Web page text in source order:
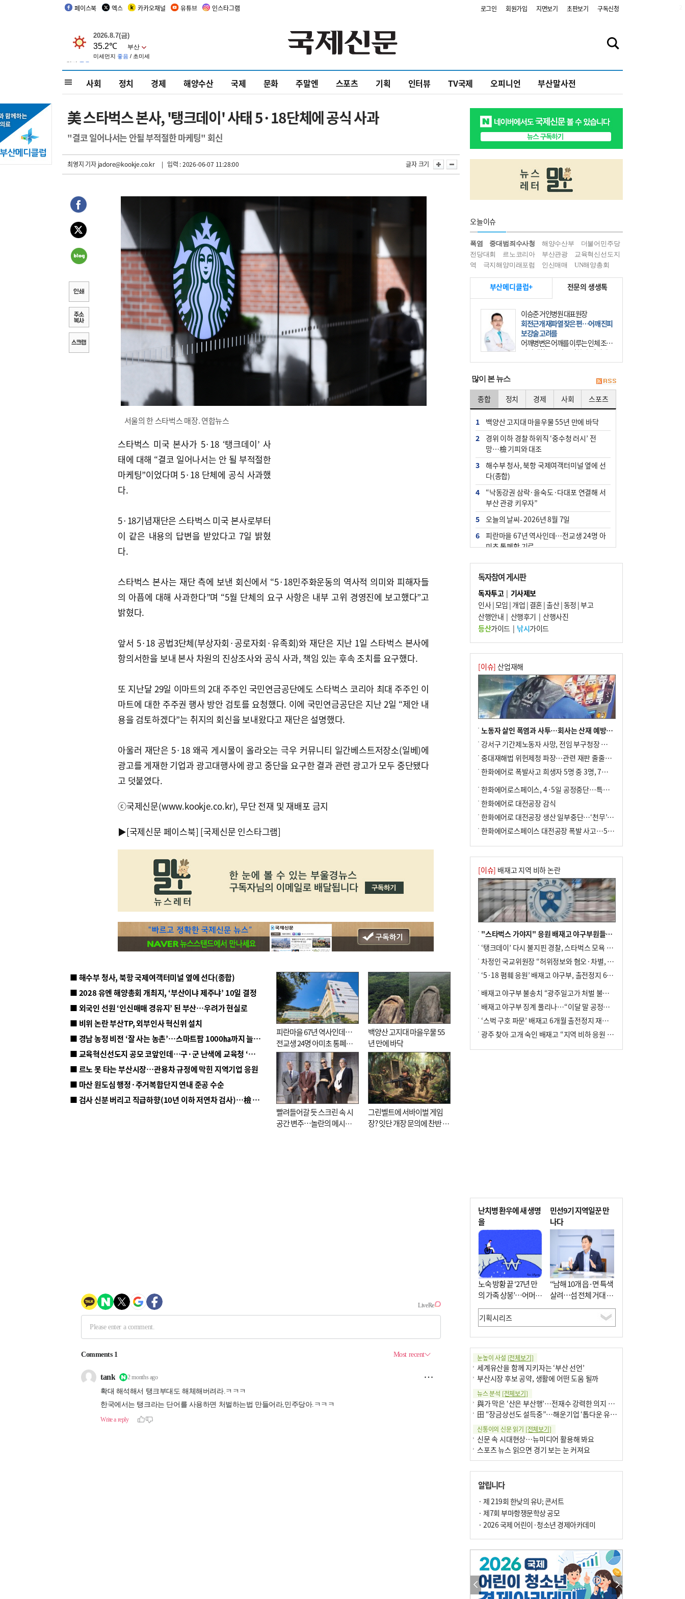
페이스북 엑스 카카오채널 유튜브 인스타그램 로그인 회원가입 지면보기 초판보기 구독신청
사회 정치 경제 해양수산 국제 문화 주말엔 스포츠 기획 인터뷰 TV국제 오피니언 부산말사전
美 스타벅스 본사, '탱크데이' 사태 5·18단체에 공식 사과
"결코 일어나서는 안될 부적절한 마케팅" 회신
최영지 기자jadore@kookje.co.kr | 입력 : 2026-06-07 11:28:00 글자 크기
서울의 한 스타벅스 매장. 연합뉴스
스타벅스 미국 본사가 5·18 ‘탱크데이’ 사
태에 대해 “결코 일어나서는 안 될 부적절한
마케팅”이었다며 5·18 단체에 공식 사과했
다.
5·18기념재단은 스타벅스 미국 본사로부터
이 같은 내용의 답변을 받았다고 7일 밝혔
다.
스타벅스 본사는 재단 측에 보낸 회신에서 “5·18민주화운동의 역사적 의미와 피해자들
의 아픔에 대해 사과한다”며 “5월 단체의 요구 사항은 내부 고위 경영진에 보고했다”고
밝혔다.
앞서 5·18 공법3단체(부상자회·공로자회·유족회)와 재단은 지난 1일 스타벅스 본사에
항의서한을 보내 본사 차원의 진상조사와 공식 사과, 책임 있는 후속 조치를 요구했다.
또 지난달 29일 이마트의 2대 주주인 국민연금공단에도 스타벅스 코리아 최대 주주인 이
마트에 대한 주주권 행사 방안 검토를 요청했다. 이에 국민연금공단은 지난 2일 “제안 내
용을 검토하겠다”는 취지의 회신을 보내왔다고 재단은 설명했다.
아울러 재단은 5·18 왜곡 게시물이 올라오는 극우 커뮤니티 일간베스트저장소(일베)에
광고를 게재한 기업과 광고대행사에 광고 중단을 요구한 결과 관련 광고가 모두 중단됐다
고 덧붙였다.
ⓒ국제신문(www.kookje.co.kr), 무단 전재 및 재배포 금지
▶[국제신문 페이스북] [국제신문 인스타그램]
■ 해수부 청사, 북항 국제여객터미널 옆에 선다(종합)
■ 2028 유엔 해양총회 개최지, ‘부산이냐 제주냐’ 10일 결정
■ 외국인 선원 ‘인신매매 경유지’ 된 부산…우려가 현실로
■ 비위 논란 부산TP, 외부인사 혁신위 설치
■ 경남 농정 비전 ‘잘 사는 농촌’…스마트팜 1000㏊까지 늘린다
■ 교육혁신선도지 공모 코앞인데…구·군 난색에 교육청 ‘쩔쩔’
■ 르노 못 타는 부산시장…관용차 규정에 막힌 지역기업 응원
■ 마산 원도심 행정·주거복합단지 연내 준공 수순
■ 검사 신분 버리고 직급하향(10년 이하 저연차 검사)…檢 중수청행 기피
피란마을 67년 역사인데…
전교생 24명 아미초 통폐합
기로
백양산 고지대 마을우물 55
년 만에 바닥
빨려들어갈 듯 스크린 속 시
공간 변주…놀란의 메시지
그린벨트에 서바이벌 게임
장? 잇단 개장 문의에 찬반 논
오늘이슈
폭염 중대범죄수사청 해양수산부
더불어민주당
전당대회
르노코리아 부산관광
교육혁신선도지
역
극지해양미래포럼 인신매매 UN해양총회
부산메디클럽+ 전문의 생생톡
이승준 거인병원 대표원장
회전근개 재파열 잦은 편…어깨 진피
보강술 고려를
어깨병변은 어깨를 이루는 인체 조직
에 발생하는 손상을 말한다. 여기에
는 오십견과 회전근개 증후군, 어깨
많이 본 뉴스
종합 정치 경제 사회 스포츠
1
백양산 고지대 마을우물 55년 만에 바닥
2
경위 이하 경찰 하위직 ‘중수청 러시’ 전
망…檢 기피와 대조
3
해수부 청사, 북항 국제여객터미널 옆에 선
다(종합)
4
“낙동강권 삼락·을숙도·다대포 연결해 서
부산 관광 키우자”
5
오늘의 날씨- 2026년 8월 7일
6
피란마을 67년 역사인데…전교생 24명 아
미초 통폐합 기로
7
[사설] 해수부 신청사 북항으로 확정, 해양
수도 도약의 전환점
8
부울경 주말부터 비소식…‘극한 폭염’ 한풀
꺾일 듯
9
외국인 선원 ‘인신매매 경유지’ 된 부산…
우려가 현실로
10 르노 못 타는 부산시장…관용차 규정에 막
힌 지역기업 응원
독자참여 게시판
독자투고| 기사제보
인사|모임 | 개업 | 결혼|출산|동정 |부고
산행안내 | 산행후기 | 산행사진
등산가이드| 낚시가이드
[이슈] 산업재해
노동자 살인 폭염과 사투…회사는 산재 예방·전기료 절감 전력
강서구 기간제노동자 사망, 전임 부구청장 檢 송치
중대재해법 위헌제청 파장…관련 재판 줄줄이 브레이크
한화에어로 폭발사고 희생자 5명 중 3명, 7일 영면
한화에어로스페이스, 4·5일 공정중단…특별 안전점검
한화에어로 대전공장 감식
한화에어로 대전공장 생산 일부중단…‘천무’ 수출 비상
한화에어로스페이스 대전공장 폭발 사고…5명 사망·2명 부상(종합)
[이슈] 배재고 지역 비하 논란
"스타벅스 가야지" 응원 배재고 야구부원들, 학교서 징계 처분
‘탱크데이’ 다시 불지핀 경찰, 스타벅스 모욕 혐의 압수수색
차정인 국교위원장 “허위정보와 혐오·차별, 학교 교실까지 유입"
‘5·18 폄훼 응원’ 배재고 야구부, 출전정지 6개월→1개월 감경
배재고 야구부 불송치 “광주일고가 처벌 불원 의사 표해”
배재고 야구부 징계 풀리나…“이달 말 공정위서 재심의”
‘스벅 구호 파문’ 배재고 6개월 출전정지 재심 신청키로
광주 찾아 고개 숙인 배재고 “지역 비하 응원 잘못”(종합)
난치병 환우에 새 생명
을
노숙 방황 끝 ‘27년 만
의 가족 상봉’…어머니
와 행복 꿈꿔
민선9기 지역일꾼 만
나다
“남해 10개 읍·면 특색
살려…섬 전체 거대 정
원으로 조성”
눈높이 사설 [전체보기]
세계유산을 함께 지키자는 ‘부산 선언’
부산시장 후보 공약, 생활에 어떤 도움 될까
뉴스 분석 [전체보기]
與가 막은 ‘산은 부산행’…전재수 강력한 의지 표명 없인 공염불
田 “장금상선도 설득중”…해운기업 ‘톱다운 유치전’ 가속
신통이의 신문 읽기 [전체보기]
신문 속 시대현상…뉴미디어 활용해 봐요
스포츠 뉴스 읽으면 경기 보는 눈 커져요
구·군 승진 축하화분 관행 없애자니 소상공인 울상
팩트체크[전체보기]
의령 한우산 털중나리
한 손 뉴스[전체보기]
시민이 개발한 폭염 대응 앱 ‘그늘로’ 길안내 지도 등 인기
골목 맛집 발굴 고메 셀렉션…부산시, 페스티벌 시월 연계
알립니다
· 제 219회 한낮의 유U; 콘서트
· 제7회 부마항쟁문학상 공모
· 2026 국제 어린이·청소년 경제아카데미